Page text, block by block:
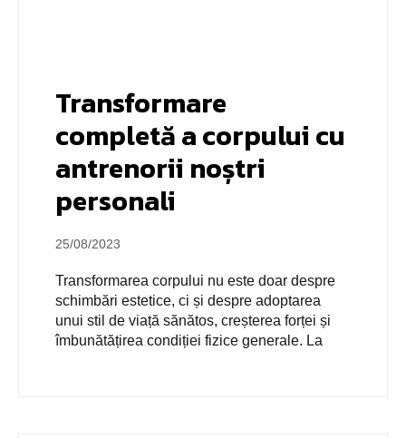
Transformare
completă a corpului cu
antrenorii noștri
personali
25/08/2023
Transformarea corpului nu este doar despre
schimbări estetice, ci și despre adoptarea
unui stil de viață sănătos, creșterea forței și
îmbunătățirea condiției fizice generale. La